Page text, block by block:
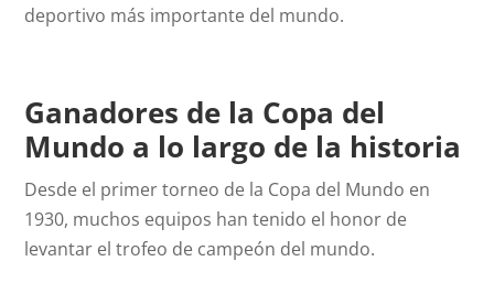
deportivo más importante del mundo.
Ganadores de la Copa del
Mundo a lo largo de la historia
Desde el primer torneo de la Copa del Mundo en
1930, muchos equipos han tenido el honor de
levantar el trofeo de campeón del mundo.